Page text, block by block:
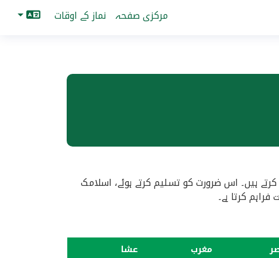
مرکزی صفحہ نماز کے اوقات
ہیں۔ اس ضرورت کو تسلیم کرتے ہوئے، اسلامک
کرتا ہے۔
مغرب عشا